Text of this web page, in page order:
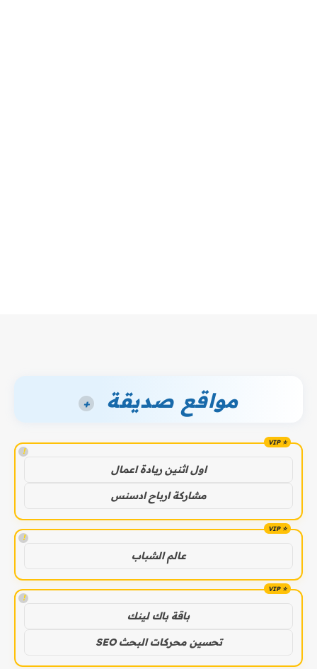
مواقع صديقة +
!
اول اثنين ريادة اعمال
مشاركة ارباح ادسنس
!
عالم الشباب
!
باقة باك لينك
تحسين محركات البحث SEO